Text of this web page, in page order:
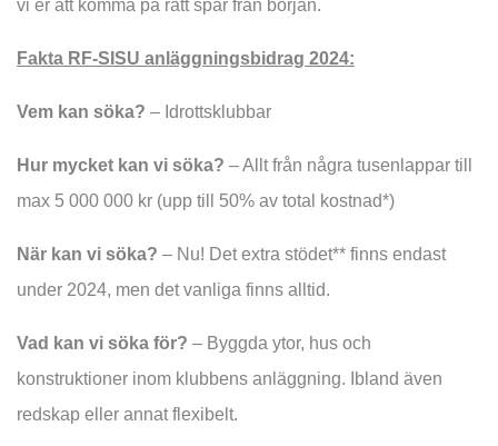
vi er att komma på rätt spår från början.
Fakta RF-SISU anläggningsbidrag 2024:
Vem kan söka? – Idrottsklubbar
Hur mycket kan vi söka? – Allt från några tusenlappar till
max 5 000 000 kr (upp till 50% av total kostnad*)
När kan vi söka? – Nu! Det extra stödet** finns endast
under 2024, men det vanliga finns alltid.
Vad kan vi söka för? – Byggda ytor, hus och
konstruktioner inom klubbens anläggning. Ibland även
redskap eller annat flexibelt.